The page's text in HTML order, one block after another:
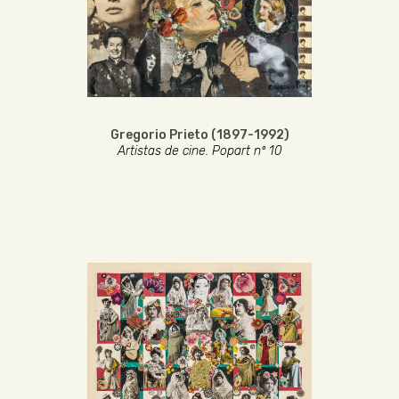
Gregorio Prieto (1897-1992)
Artistas de cine. Popart nº 10